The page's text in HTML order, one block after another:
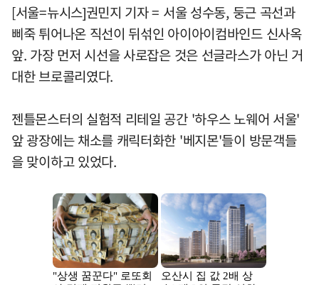
[서울=뉴시스]권민지 기자 = 서울 성수동, 둥근 곡선과
삐죽 튀어나온 직선이 뒤섞인 아이아이컴바인드 신사옥
앞. 가장 먼저 시선을 사로잡은 것은 선글라스가 아닌 거
대한 브로콜리였다.
젠틀몬스터의 실험적 리테일 공간 '하우스 노웨어 서울'
앞 광장에는 채소를 캐릭터화한 '베지몬'들이 방문객들
을 맞이하고 있었다.